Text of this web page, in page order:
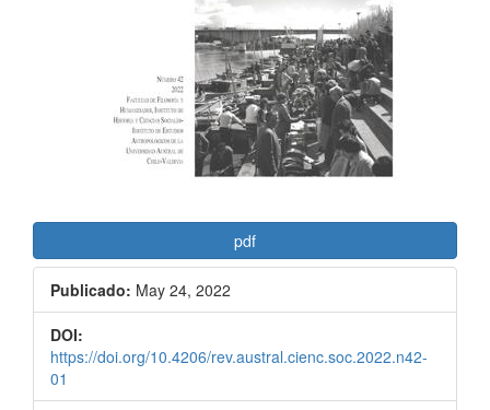
pdf
Publicado: May 24, 2022
DOI:
https://doi.org/10.4206/rev.austral.cienc.soc.2022.n42-
01